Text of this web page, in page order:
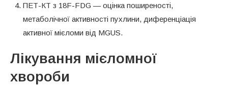
ПЕТ-КТ з 18F-FDG — оцінка поширеності,
метаболічної активності пухлини, диференціація
активної мієломи від MGUS.
Лікування мієломної
хвороби